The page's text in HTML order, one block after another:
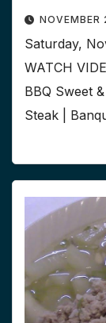
Saturday,
WATCH
BBQ Sweet
Steak |